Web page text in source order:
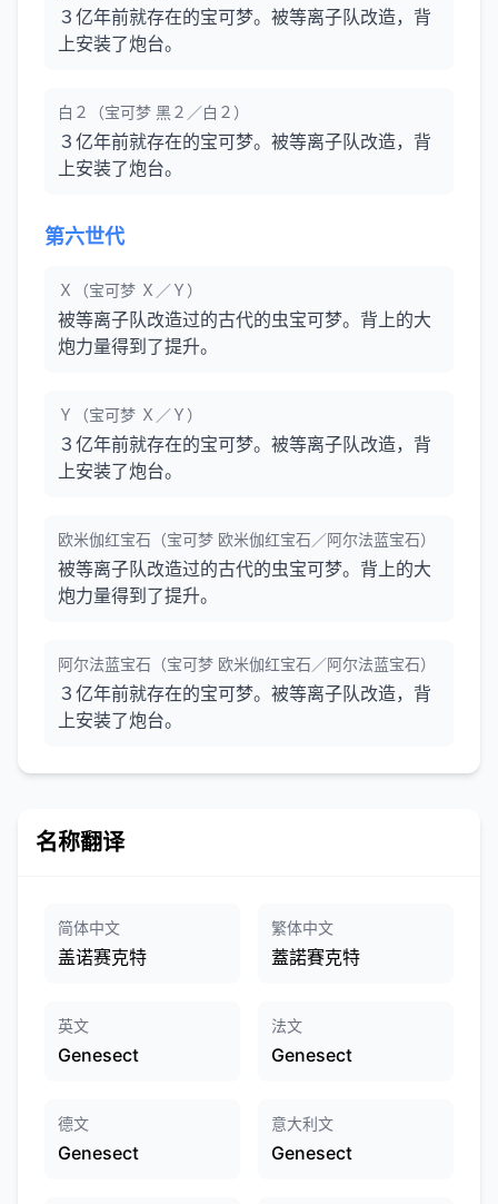
３亿年前就存在的宝可梦。被等离子队改造，背
上安装了炮台。
白２（宝可梦 黑２／白２）
３亿年前就存在的宝可梦。被等离子队改造，背
上安装了炮台。
第六世代
Ｘ（宝可梦 Ｘ／Ｙ）
被等离子队改造过的古代的虫宝可梦。背上的大
炮力量得到了提升。
Ｙ（宝可梦 Ｘ／Ｙ）
３亿年前就存在的宝可梦。被等离子队改造，背
上安装了炮台。
欧米伽红宝石（宝可梦 欧米伽红宝石／阿尔法蓝宝石）
被等离子队改造过的古代的虫宝可梦。背上的大
炮力量得到了提升。
阿尔法蓝宝石（宝可梦 欧米伽红宝石／阿尔法蓝宝石）
３亿年前就存在的宝可梦。被等离子队改造，背
上安装了炮台。
名称翻译
简体中文
盖诺赛克特
繁体中文
蓋諾賽克特
英文
Genesect
法文
Genesect
德文
Genesect
意大利文
Genesect